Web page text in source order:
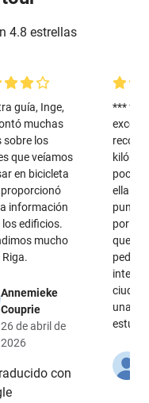
4.8 estrellas
guía, Inge,
muchas
sobre los
que veíamos
en bicicleta
información
los edificios.
mucho
Annemieke
Couprie
26 de abril de
2026
con
*** fue
pocas
ella
puntos
por
que
ciudad
unas